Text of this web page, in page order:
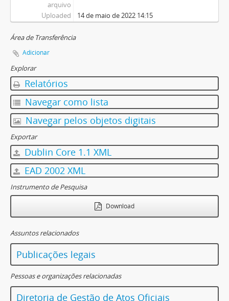
arquivo
Uploaded 14 de maio de 2022 14:15
Área de Transferência
Adicionar
Explorar
Relatórios
Navegar como lista
Navegar pelos objetos digitais
Exportar
Dublin Core 1.1 XML
EAD 2002 XML
Instrumento de Pesquisa
Download
Assuntos relacionados
Publicações legais
Pessoas e organizações relacionadas
Diretoria de Gestão de Atos Oficiais